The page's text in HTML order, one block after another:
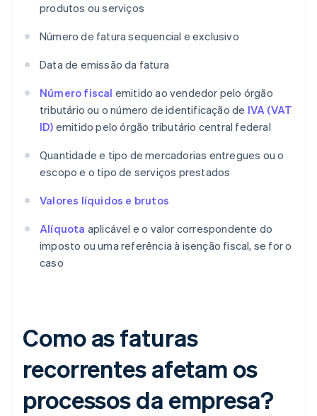
produtos ou serviços
Número de fatura sequencial e exclusivo
Data de emissão da fatura
Número fiscal emitido ao vendedor pelo órgão
tributário ou o número de identificação de IVA (VAT
ID) emitido pelo órgão tributário central federal
Quantidade e tipo de mercadorias entregues ou o
escopo e o tipo de serviços prestados
Valores líquidos e brutos
Alíquota aplicável e o valor correspondente do
imposto ou uma referência à isenção fiscal, se for o
caso
Como as faturas
recorrentes afetam os
processos da empresa?